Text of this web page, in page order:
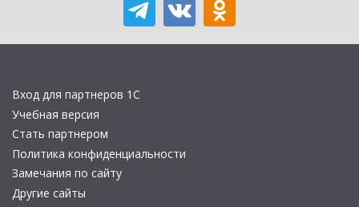
Вход для партнеров 1С
Учебная версия
Стать партнером
Политика конфиденциальности
Замечания по сайту
Другие сайты